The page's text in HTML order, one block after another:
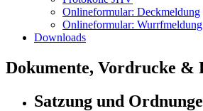
Onlineformular: Deckmeldung
Onlineformular: Wurrfmeldung
Downloads
Dokumente, Vordrucke &
Satzung und